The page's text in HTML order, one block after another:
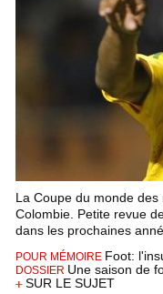
La Coupe du monde
Colombie. Petite revue
dans les prochaines
POUR MÉMOIRE Foot:
DOSSIER Une saison de
SUR LE SUJET